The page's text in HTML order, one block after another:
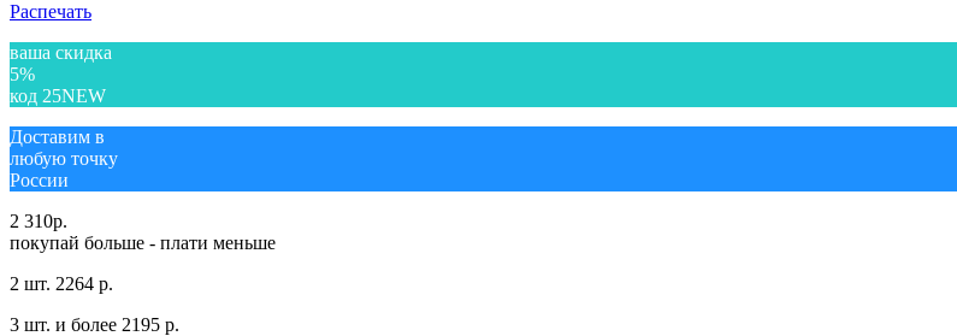
Распечать
ваша скидка
5%
код 25NEW
Доставим в
любую точку
России
2 310р.
покупай больше - плати меньше
2 шт. 2264 р.
3 шт. и более 2195 р.